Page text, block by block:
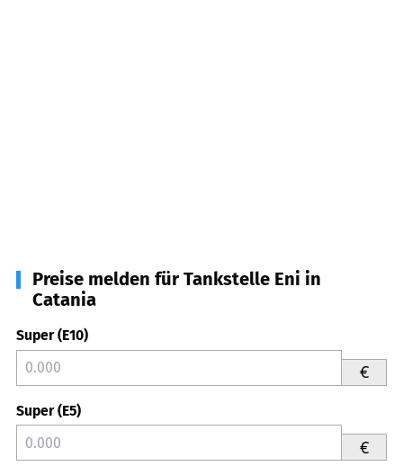
Preise melden für Tankstelle Eni in
Catania
Super (E10)
€
Super (E5)
€